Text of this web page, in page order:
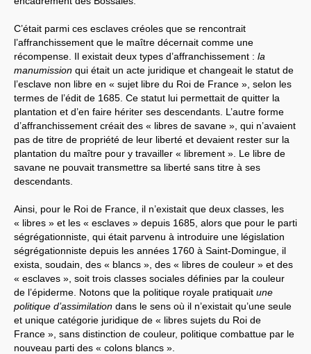
C’était parmi ces esclaves créoles que se rencontrait
l’affranchissement que le maître décernait comme une
récompense. Il existait deux types d’affranchissement : la
manumission qui était un acte juridique et changeait le statut de
l’esclave non libre en « sujet libre du Roi de France », selon les
termes de l’édit de 1685. Ce statut lui permettait de quitter la
plantation et d’en faire hériter ses descendants. L’autre forme
d’affranchissement créait des « libres de savane », qui n’avaient
pas de titre de propriété de leur liberté et devaient rester sur la
plantation du maître pour y travailler « librement ». Le libre de
savane ne pouvait transmettre sa liberté sans titre à ses
descendants.
Ainsi, pour le Roi de France, il n’existait que deux classes, les
« libres » et les « esclaves » depuis 1685, alors que pour le parti
ségrégationniste, qui était parvenu à introduire une législation
ségrégationniste depuis les années 1760 à Saint-Domingue, il
exista, soudain, des « blancs », des « libres de couleur » et des
« esclaves », soit trois classes sociales définies par la couleur
de l’épiderme. Notons que la politique royale pratiquait une
politique d’assimilation dans le sens où il n’existait qu’une seule
et unique catégorie juridique de « libres sujets du Roi de
France », sans distinction de couleur, politique combattue par le
nouveau parti des « colons blancs ».